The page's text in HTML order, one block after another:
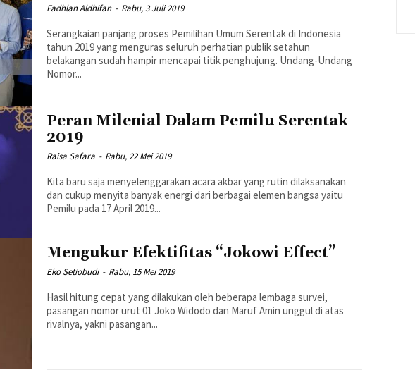
Fadhlan Aldhifan - Rabu, 3 Juli 2019
Serangkaian panjang proses Pemilihan Umum Serentak di Indonesia
tahun 2019 yang menguras seluruh perhatian publik setahun
belakangan sudah hampir mencapai titik penghujung. Undang-Undang
Nomor...
Peran Milenial Dalam Pemilu Serentak
2019
Raisa Safara - Rabu, 22 Mei 2019
Kita baru saja menyelenggarakan acara akbar yang rutin dilaksanakan
dan cukup menyita banyak energi dari berbagai elemen bangsa yaitu
Pemilu pada 17 April 2019...
Mengukur Efektifitas “Jokowi Effect”
Eko Setiobudi - Rabu, 15 Mei 2019
Hasil hitung cepat yang dilakukan oleh beberapa lembaga survei,
pasangan nomor urut 01 Joko Widodo dan Maruf Amin unggul di atas
rivalnya, yakni pasangan...